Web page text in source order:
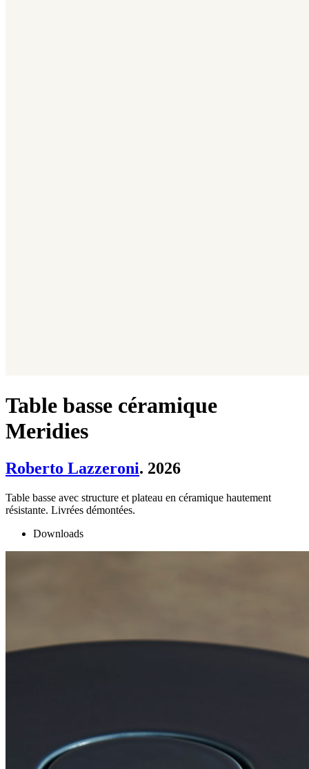
Table basse céramique
Meridies
Roberto Lazzeroni. 2026
Table basse avec structure et plateau en céramique hautement
résistante. Livrées démontées.
Downloads